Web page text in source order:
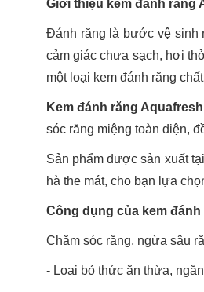
Giới thiệu kem đánh răng
Đánh răng là bước vệ sinh
cảm giác chưa sạch, hơi
một loại kem đánh răng
Kem đánh răng
sóc răng miệng toàn diện,
Sản phẩm được sản xuất
hà the mát, cho bạn lựa
Công dụng của kem
Chăm sóc răng, ngừa sâu
- Loại bỏ thức ăn thừa,